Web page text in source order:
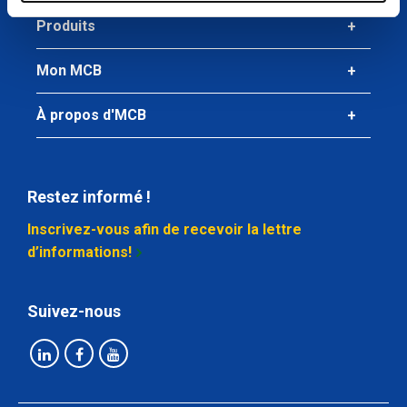
Produits
Mon MCB
À propos d'MCB
Restez informé !
Inscrivez-vous afin de recevoir la lettre
d’informations!
Suivez-nous